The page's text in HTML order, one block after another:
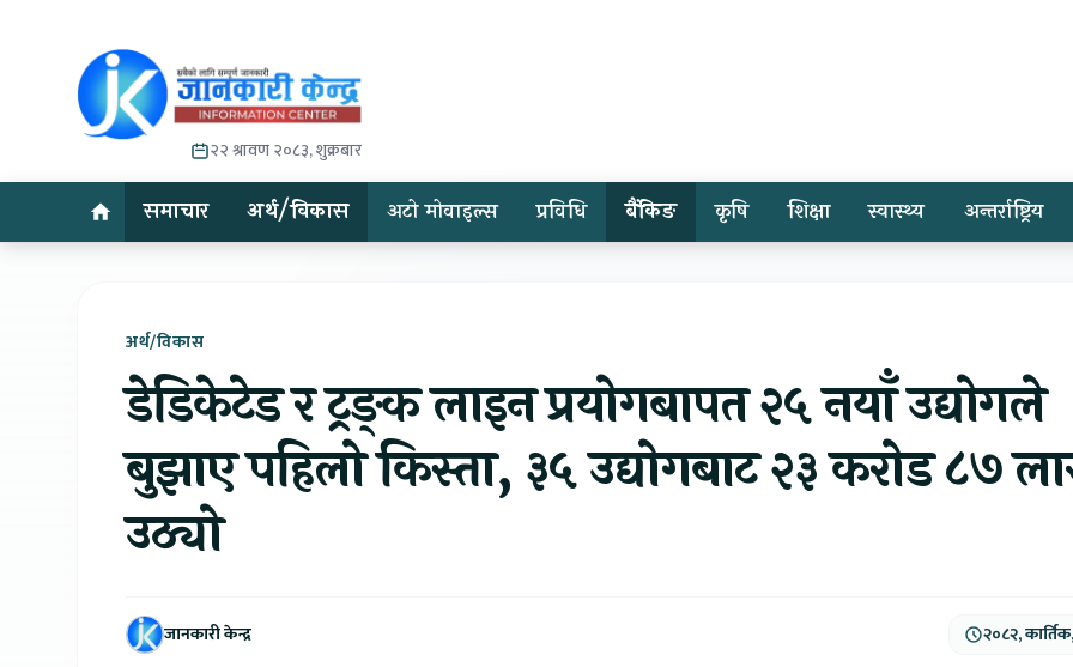
२२ श्रावण २०८३, शुक्रबार
समाचार अर्थ/विकास अटो मोवाइल्स प्रविधि बैंकिङ कृषि शिक्षा स्वास्थ्य अन्तर्राष्ट्रिय
अर्थ/विकास
डेडिकेटेड र ट्रङ्क लाइन प्रयोगबापत २५ नयाँ उद्योगले
बुझाए पहिलो किस्ता, ३५ उद्योगबाट २३ करोड ८७
उठ्यो
जानकारी केन्द्र २०८२,